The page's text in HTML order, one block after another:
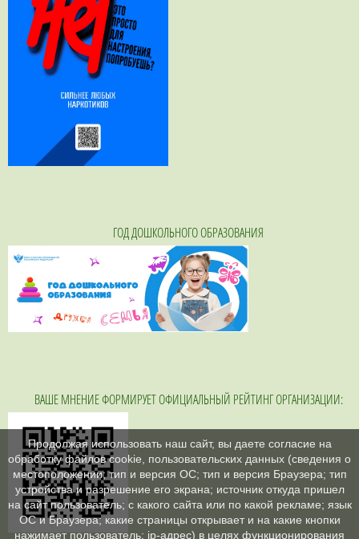
ГОД ДОШКОЛЬНОГО ОБРАЗОВАНИЯ
ВАШЕ МНЕНИЕ ФОРМИРУЕТ ОФИЦИАЛЬНЫЙ РЕЙТИНГ ОРГАНИЗАЦИИ:
Продолжая использовать наш сайт, вы даете согласие на
обработку файлов cookie, пользовательских данных (сведения о
местоположении; тип и версия ОС; тип и версия Браузера; тип
устройства и разрешение его экрана; источник откуда пришел
на сайт пользователь; с какого сайта или по какой рекламе; язык
ОС и Браузера; какие страницы открывает и на какие кнопки
нажимает пользователь; ip-адрес) в целях функционирования